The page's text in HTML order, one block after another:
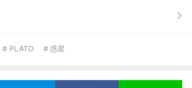
# PLATO # 惑星